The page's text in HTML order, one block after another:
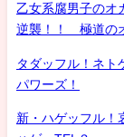
乙女系腐男子の
逆襲！！ 極道の
タダッフル！ネト
パワーズ！
新・ハゲッフル！